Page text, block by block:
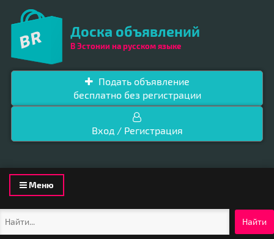
Доска объявлений
В Эстонии на русском языке
Подать объявление
бесплатно без регистрации
Вход / Регистрация
Toggle
navigation
Меню
Найти